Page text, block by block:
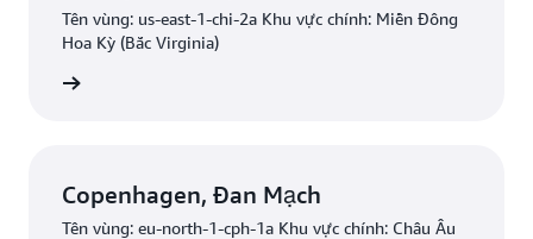
Tên vùng: us-east-1-chi-2a Khu vực chính: Miền Đông
Hoa Kỳ (Bắc Virginia)
Copenhagen, Đan Mạch
Tên vùng: eu-north-1-cph-1a Khu vực chính: Châu Âu